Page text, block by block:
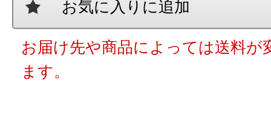
お気に入りに追加
お届け先や商品によっては送料が
ます。